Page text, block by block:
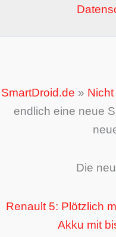
SmartDroid.de »
endlich eine neue
Die
Renault 5: Plötzlich
Akku mit